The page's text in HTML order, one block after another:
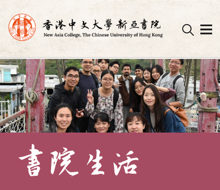
Skip
to
content